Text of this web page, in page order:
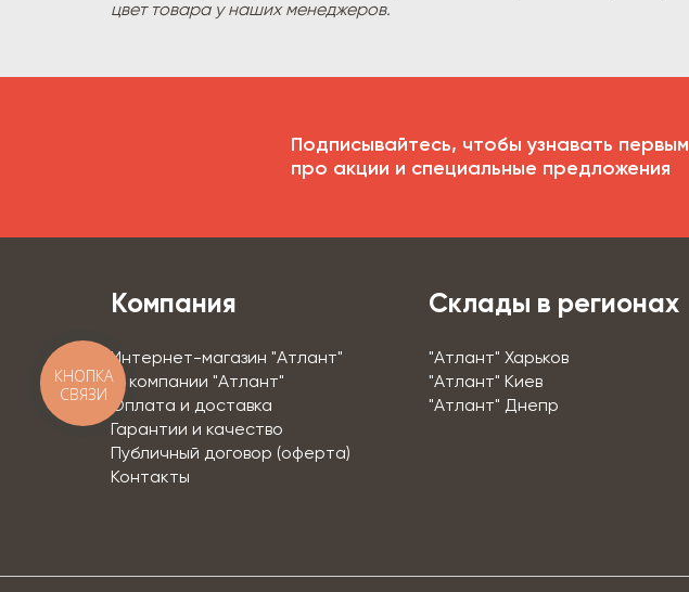
цвет товара у наших менеджеров.
Подписывайтесь, чтобы узнавать первым
про акции и специальные предложения
Компания
Интернет-магазин "Атлант"
О компании "Атлант"
Оплата и доставка
Гарантии и качество
Публичный договор (оферта)
Контакты
Склады в регионах
"Атлант" Харьков
"Атлант" Киев
"Атлант" Днепр
КНОПКА
СВЯЗИ